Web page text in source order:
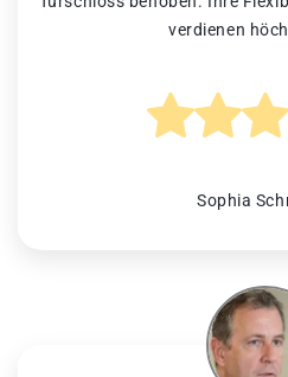
verdienen
Sophia